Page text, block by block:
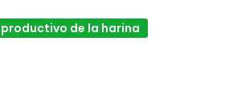
de la harina